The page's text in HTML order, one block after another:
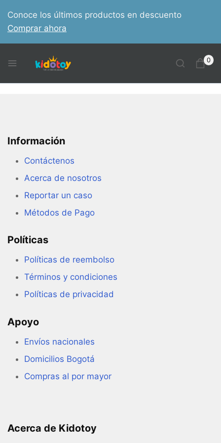
Conoce los últimos productos en descuento
Comprar ahora
0
Información
Contáctenos
Acerca de nosotros
Reportar un caso
Métodos de Pago
Políticas
Políticas de reembolso
Términos y condiciones
Políticas de privacidad
Apoyo
Envíos nacionales
Domicilios Bogotá
Compras al por mayor
Acerca de Kidotoy